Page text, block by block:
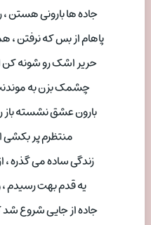
جاده ها بارونی هستن
پاهام از بس که نرفتن
حریر اشک رو شونه
چشمک بزن به موندنت
بارون عشق نشسته
منتظرم پر بکشی
زندگی ساده می گذره
یه قدم بهت رسیدم
جاده از جایی شروع